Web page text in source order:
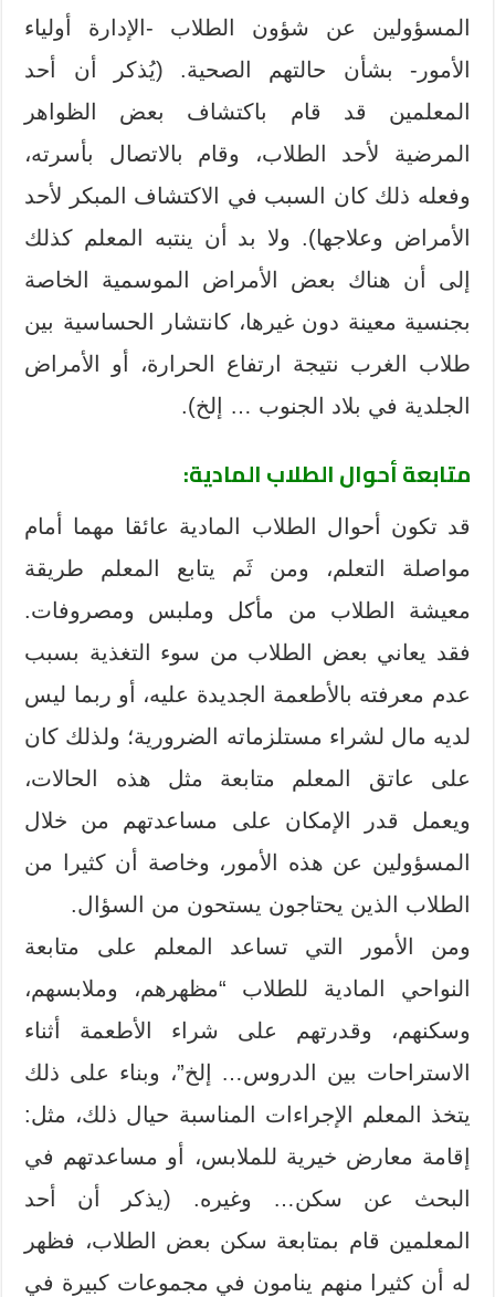
المسؤولين عن شؤون الطلاب -الإدارة أولياء
الأمور- بشأن حالتهم الصحية. (يُذكر أن أحد
المعلمين قد قام باكتشاف بعض الظواهر
المرضية لأحد الطلاب، وقام بالاتصال بأسرته،
وفعله ذلك كان السبب في الاكتشاف المبكر لأحد
الأمراض وعلاجها). ولا بد أن ينتبه المعلم كذلك
إلى أن هناك بعض الأمراض الموسمية الخاصة
بجنسية معينة دون غيرها، كانتشار الحساسية بين
طلاب الغرب نتيجة ارتفاع الحرارة، أو الأمراض
الجلدية في بلاد الجنوب … إلخ).
متابعة أحوال الطلاب المادية:
قد تكون أحوال الطلاب المادية عائقا مهما أمام
مواصلة التعلم، ومن ثَم يتابع المعلم طريقة
معيشة الطلاب من مأكل وملبس ومصروفات.
فقد يعاني بعض الطلاب من سوء التغذية بسبب
عدم معرفته بالأطعمة الجديدة عليه، أو ربما ليس
لديه مال لشراء مستلزماته الضرورية؛ ولذلك كان
على عاتق المعلم متابعة مثل هذه الحالات،
ويعمل قدر الإمكان على مساعدتهم من خلال
المسؤولين عن هذه الأمور، وخاصة أن كثيرا من
الطلاب الذين يحتاجون يستحون من السؤال.
ومن الأمور التي تساعد المعلم على متابعة
النواحي المادية للطلاب “مظهرهم، وملابسهم،
وسكنهم، وقدرتهم على شراء الأطعمة أثناء
الاستراحات بين الدروس… إلخ”، وبناء على ذلك
يتخذ المعلم الإجراءات المناسبة حيال ذلك، مثل:
إقامة معارض خيرية للملابس، أو مساعدتهم في
البحث عن سكن… وغيره. (يذكر أن أحد
المعلمين قام بمتابعة سكن بعض الطلاب، فظهر
له أن كثيرا منهم ينامون في مجموعات كبيرة في